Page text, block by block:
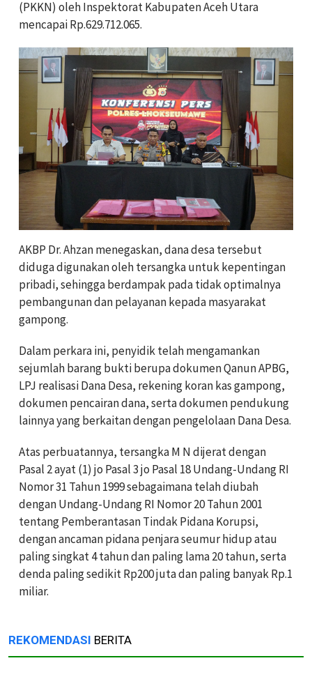
(PKKN) oleh Inspektorat Kabupaten Aceh Utara
mencapai Rp.629.712.065.
AKBP Dr. Ahzan menegaskan, dana desa tersebut
diduga digunakan oleh tersangka untuk kepentingan
pribadi, sehingga berdampak pada tidak optimalnya
pembangunan dan pelayanan kepada masyarakat
gampong.
Dalam perkara ini, penyidik telah mengamankan
sejumlah barang bukti berupa dokumen Qanun APBG,
LPJ realisasi Dana Desa, rekening koran kas gampong,
dokumen pencairan dana, serta dokumen pendukung
lainnya yang berkaitan dengan pengelolaan Dana Desa.
Atas perbuatannya, tersangka M N dijerat dengan
Pasal 2 ayat (1) jo Pasal 3 jo Pasal 18 Undang-Undang RI
Nomor 31 Tahun 1999 sebagaimana telah diubah
dengan Undang-Undang RI Nomor 20 Tahun 2001
tentang Pemberantasan Tindak Pidana Korupsi,
dengan ancaman pidana penjara seumur hidup atau
paling singkat 4 tahun dan paling lama 20 tahun, serta
denda paling sedikit Rp200 juta dan paling banyak Rp.1
miliar.
REKOMENDASI BERITA